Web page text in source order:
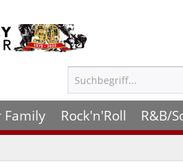
Family Rock'n'Roll R&B/